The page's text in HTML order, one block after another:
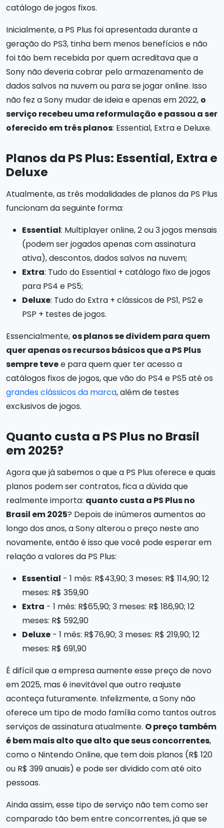
catálogo de jogos fixos.
Inicialmente, a PS Plus foi apresentada durante a
geração do PS3, tinha bem menos benefícios e não
foi tão bem recebida por quem acreditava que a
Sony não deveria cobrar pelo armazenamento de
dados salvos na nuvem ou para se jogar online. Isso
não fez a Sony mudar de ideia e apenas em 2022, o
serviço recebeu uma reformulação e passou a ser
oferecido em três planos: Essential, Extra e Deluxe.
Planos da PS Plus: Essential, Extra e
Deluxe
Atualmente, as três modalidades de planos da PS Plus
funcionam da seguinte forma:
Essential: Multiplayer online, 2 ou 3 jogos mensais
(podem ser jogados apenas com assinatura
ativa), descontos, dados salvos na nuvem;
Extra: Tudo do Essential + catálogo fixo de jogos
para PS4 e PS5;
Deluxe: Tudo do Extra + clássicos de PS1, PS2 e
PSP + testes de jogos.
Essencialmente, os planos se dividem para quem
quer apenas os recursos básicos que a PS Plus
sempre tevee para quem quer ter acesso a
catálogos fixos de jogos, que vão do PS4 e PS5 até os
grandes clássicos da marca, além de testes
exclusivos de jogos.
Quanto custa a PS Plus no Brasil
em 2025?
Agora que já sabemos o que a PS Plus oferece e quais
planos podem ser contratos, fica a dúvida que
realmente importa: quanto custa a PS Plus no
Brasil em 2025? Depois de inúmeros aumentos ao
longo dos anos, a Sony alterou o preço neste ano
novamente, então é isso que você pode esperar em
relação a valores da PS Plus:
Essential - 1 mês: R$43,90; 3 meses: R$ 114,90; 12
meses: R$ 359,90
Extra - 1 mês: R$65,90; 3 meses: R$ 186,90; 12
meses: R$ 592,90
Deluxe - 1 mês: R$76,90; 3 meses: R$ 219,90; 12
meses: R$ 691,90
É difícil que a empresa aumente esse preço de novo
em 2025, mas é inevitável que outro reajuste
aconteça futuramente. Infelizmente, a Sony não
oferece um tipo de modo família como tantos outros
serviços de assinatura atualmente. O preço também
é bem mais alto que alto que seus concorrentes,
como o Nintendo Online, que tem dois planos (R$ 120
ou R$ 399 anuais) e pode ser dividido com até oito
pessoas.
Ainda assim, esse tipo de serviço não tem como ser
comparado tão bem entre concorrentes, já que se